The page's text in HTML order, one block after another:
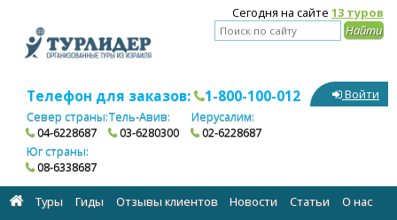
Сегодня на сайте 13 туров
Телефон для заказов: 1-800-100-012
Север страны:
04-6228687
Тель-Авив:
03-6280300
Иерусалим:
02-6228687
Юг страны:
08-6338687
Войти
Туры Гиды Отзывы клиентов Новости Статьи
О нас